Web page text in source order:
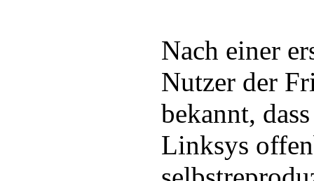
Nach einer
Nutzer der
bekannt,
Linksys